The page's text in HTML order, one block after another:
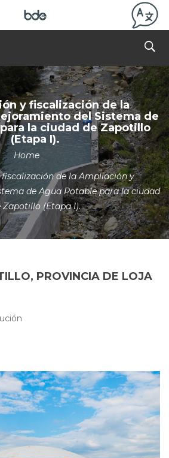
y fiscalización de la
del Sistema de
la ciudad de Zapotillo
(Etapa I).
Home
de la Ampliación y
de Agua Potable para la ciudad
Zapotillo (Etapa I).
PROVINCIA DE LOJA